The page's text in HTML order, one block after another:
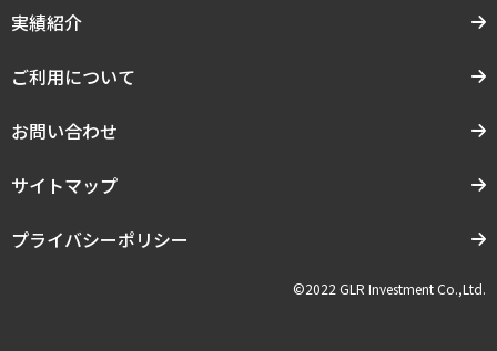
実績紹介
ご利用について
お問い合わせ
サイトマップ
プライバシーポリシー
©2022 GLR Investment Co.,Ltd.